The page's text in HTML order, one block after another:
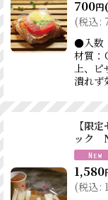
700円
(税込:
●入数
材質：
上、ピ
潰れず
【限
ック
1,580
(税込: